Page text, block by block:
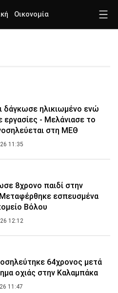
Οικονομία
δάγκωσε ηλικιωμένο ενώ
εργασίες - Μελάνιασε το
στη ΜΕΘ
11:35
8χρονο παιδί στην
εσπευσμένα
Βόλου
12:12
64χρονος μετά
οχιάς στην Καλαμπάκα
11:47